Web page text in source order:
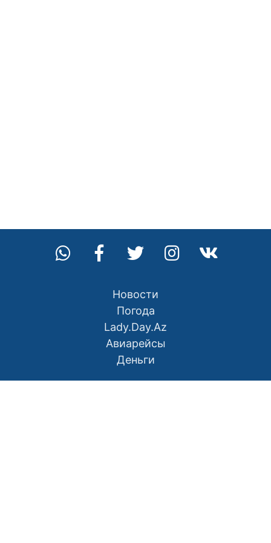
Новости
Погода
Lady.Day.Az
Авиарейсы
Деньги